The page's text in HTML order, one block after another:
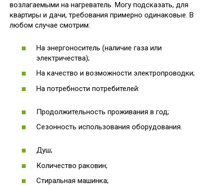
возлагаемыми на нагреватель. Могу подсказать, для
квартиры и дачи, требования примерно одинаковые. В
любом случае смотрим:
На энергоноситель (наличие газа или
электричества);
На качество и возможности электропроводки;
На потребности потребителей:
Продолжительность проживания в год;
Сезонность использования оборудования.
Душ;
Количество раковин;
Стиральная машинка;